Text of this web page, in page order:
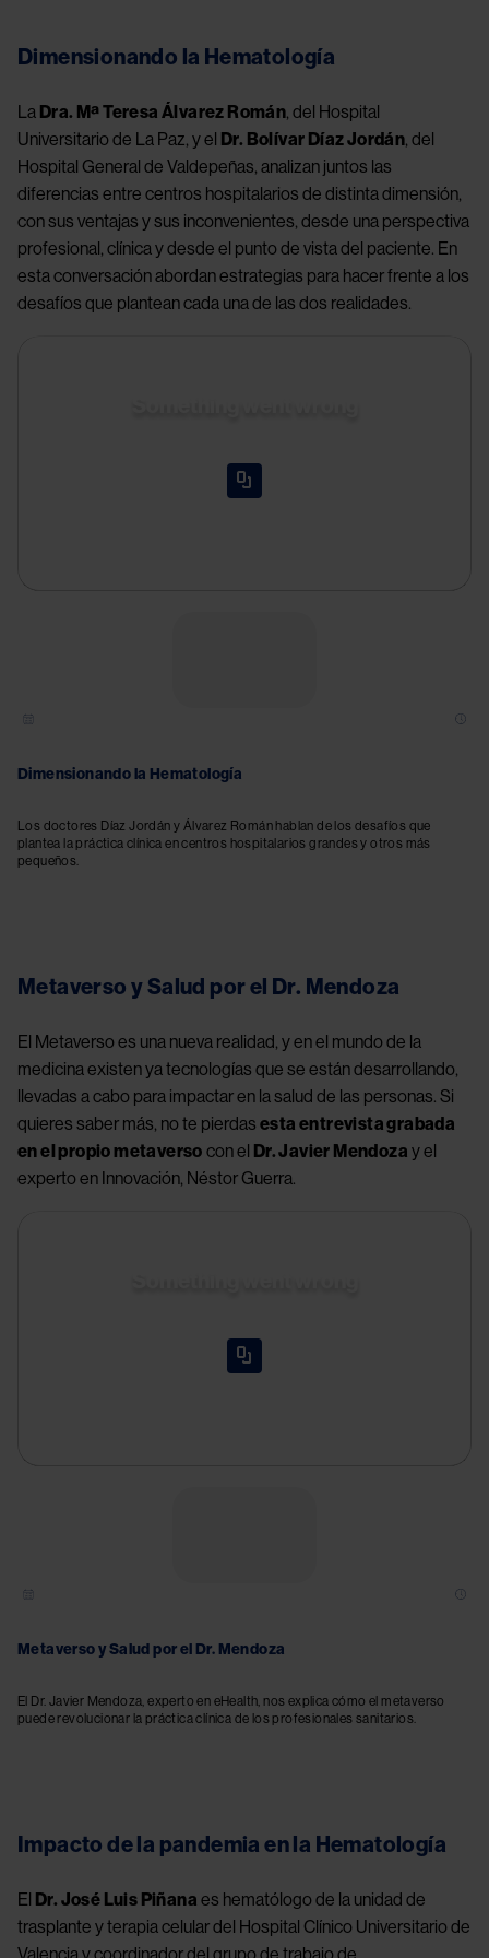
Dimensionando la Hematología
La Dra. Mª Teresa Álvarez Román, del Hospital
Universitario de La Paz, y el
Dr. Bolívar Díaz Jordán, del
Hospital General de Valdepeñas, analizan juntos las
diferencias entre centros hospitalarios de distinta dimensión,
con sus ventajas y sus inconvenientes, desde una perspectiva
profesional, clínica y desde el punto de vista del paciente. En
esta conversación abordan estrategias para hacer frente a los
desafíos que plantean cada una de las dos realidades.
Dimensionando la Hematología
Los doctores Díaz Jordán y Álvarez Román hablan de los desafíos que
plantea la práctica clínica en centros hospitalarios grandes y otros más
pequeños.
Metaverso y Salud por el Dr. Mendoza
El Metaverso es una nueva realidad, y en el mundo de la
medicina existen ya tecnologías que se están desarrollando,
llevadas a cabo para impactar en la salud de las personas. Si
quieres saber más, no te pierdas esta entrevista grabada
en el propio metaverso con el Dr. Javier Mendoza y el
experto en Innovación, Néstor Guerra.
Metaverso y Salud por el Dr. Mendoza
El Dr. Javier Mendoza, experto en eHealth, nos explica cómo el metaverso
puede revolucionar la práctica clínica de los profesionales sanitarios.
Impacto de la pandemia en la Hematología
El Dr. José Luis Piñana es hematólogo de la unidad de
trasplante y terapia celular del Hospital Clínico Universitario de